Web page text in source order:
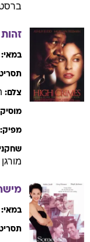
במאי:
צלם:
מפיק:
מורגן
במאי: